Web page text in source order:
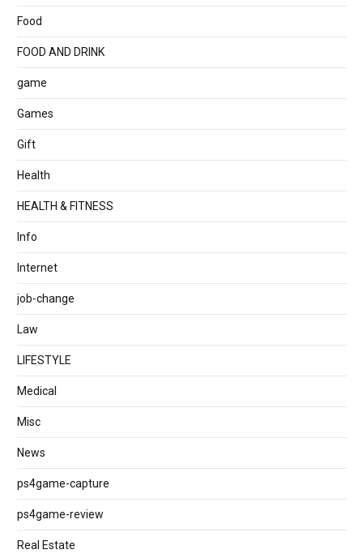
Food
FOOD AND DRINK
game
Games
Gift
Health
HEALTH & FITNESS
Info
Internet
job‐change
Law
LIFESTYLE
Medical
Misc
News
ps4game-capture
ps4game-review
Real Estate